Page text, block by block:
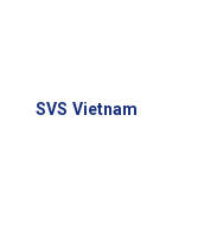
SVS Vietnam